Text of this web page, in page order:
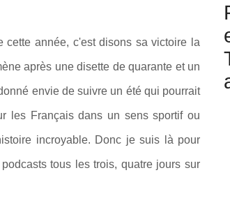
année, c'est disons sa victoire la
après une disette de quarante et un
envie de suivre un été qui pourrait
les Français dans un sens sportif ou
incroyable. Donc je suis là pour
tous les trois, quatre jours sur